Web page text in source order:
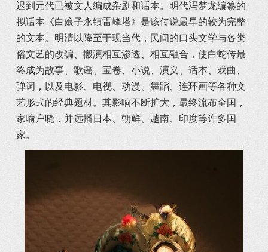
迟到元代已被文人编成杂剧和话本。明代冯梦龙编纂的
拟话本《白娘子永镇雷峰塔》是该传说最早的较为完整
的文本。明清以降至于现当代，民间的口头文学与各类
俗文艺的改编、搬演相互渗透、相互融合，使白蛇传最
终成为故事、歌谣、宝卷、小说、演义、话本、戏曲、
弹词，以及电影、电视、动漫、舞蹈、连环画等各种文
艺形式的经典题材。其影响不断扩大，最终流布全国，
家喻户晓，并远播日本、朝鲜、越南、印度等许多国
家。